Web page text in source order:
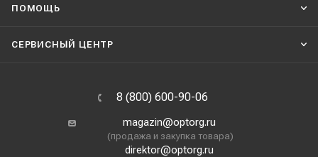
ПОМОЩЬ
СЕРВИСНЫЙ ЦЕНТР
8 (800) 600-90-06
magazin@optorg.ru
(продажа и закупка товара)
direktor@optorg.ru